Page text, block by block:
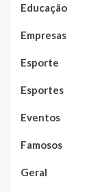
Educação
Empresas
Esporte
Esportes
Eventos
Famosos
Geral